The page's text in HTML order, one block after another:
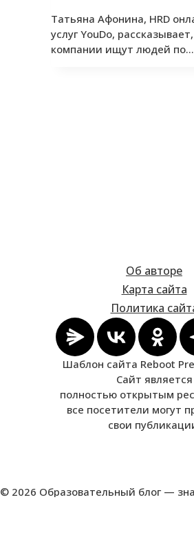
Татьяна Афонина, HRD
услуг YouDo,
компании ищут людей по…
Об авторе
Карта сайта
Политика
Шаблон сайта Reboot
Сайт является
полностью открытым
все посетители могут
свои
© 2026 Образовательный блог —